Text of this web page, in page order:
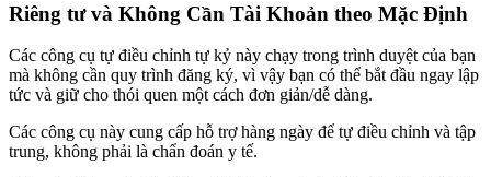
Riêng tư và Không Cần Tài Khoản theo Mặc Định
Các công cụ tự điều chỉnh tự kỷ này chạy trong trình duyệt của bạn
mà không cần quy trình đăng ký, vì vậy bạn có thể bắt đầu ngay lập
tức và giữ cho thói quen một cách đơn giản/dễ dàng.
Các công cụ này cung cấp hỗ trợ hàng ngày để tự điều chỉnh và tập
trung, không phải là chẩn đoán y tế.